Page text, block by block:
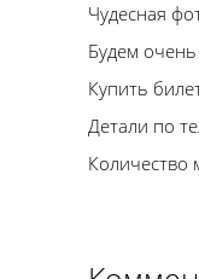
Чудесная
Будем
Купить
Детали по
Количество